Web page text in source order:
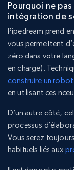
Pourquoi ne
intégration de
Pipedream prend
vous permettent
zéro dans votre
en charge).
construire un robot
en utilisant ces
D’un autre côté,
processus
Vous serez
habituels liés aux